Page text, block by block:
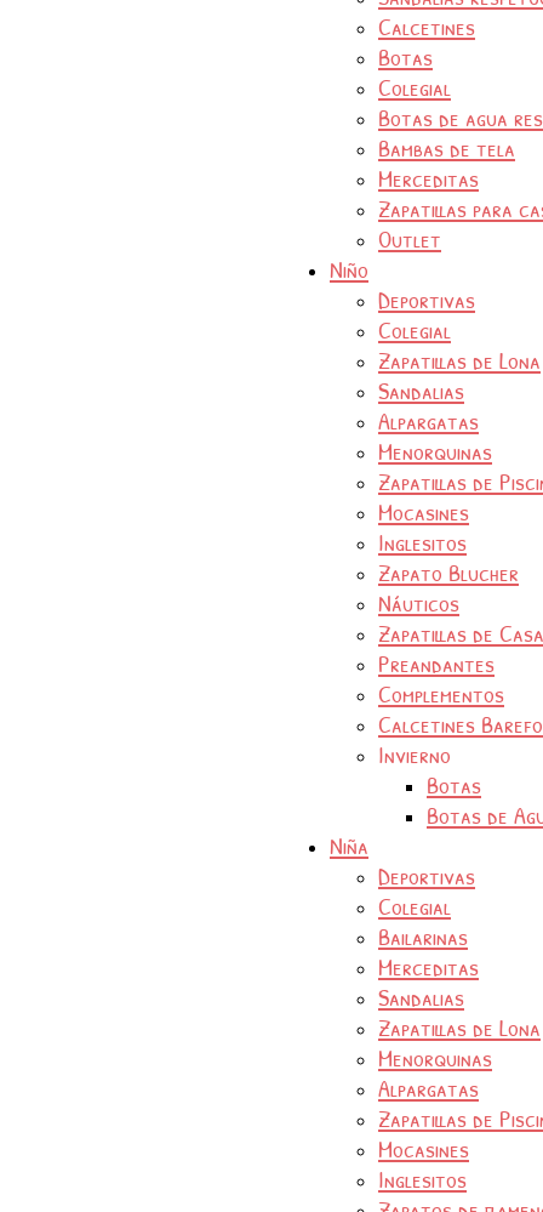
Calcetines
Botas
Colegial
Botas de agua
Bambas de tela
Merceditas
Zapatillas para
Outlet
Niño
Deportivas
Colegial
Zapatillas de Lona
Sandalias
Alpargatas
Menorquinas
Zapatillas de
Mocasines
Inglesitos
Zapato Blucher
Náuticos
Zapatillas de Casa
Preandantes
Complementos
Calcetines
Invierno
Botas
Botas de
Niña
Deportivas
Colegial
Bailarinas
Merceditas
Sandalias
Zapatillas de Lona
Menorquinas
Alpargatas
Zapatillas de
Mocasines
Inglesitos